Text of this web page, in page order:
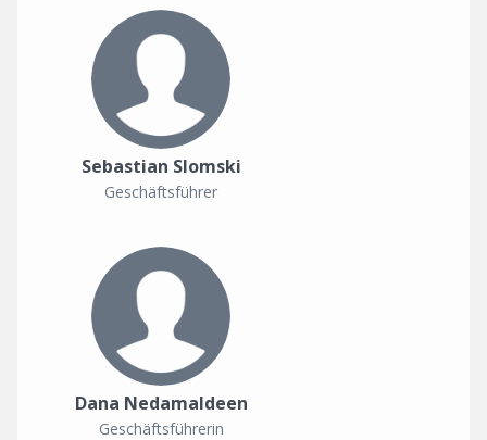
Sebastian Slomski
Geschäftsführer
Dana Nedamaldeen
Geschäftsführerin